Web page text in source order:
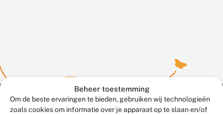
Beheer toestemming
Om de beste ervaringen te bieden, gebruiken wij technologieën
zoals cookies om informatie over je apparaat op te slaan en/of